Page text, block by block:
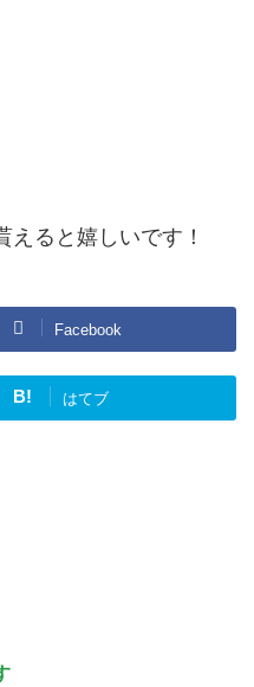
ると嬉しいです！
Facebook
B! はてブ